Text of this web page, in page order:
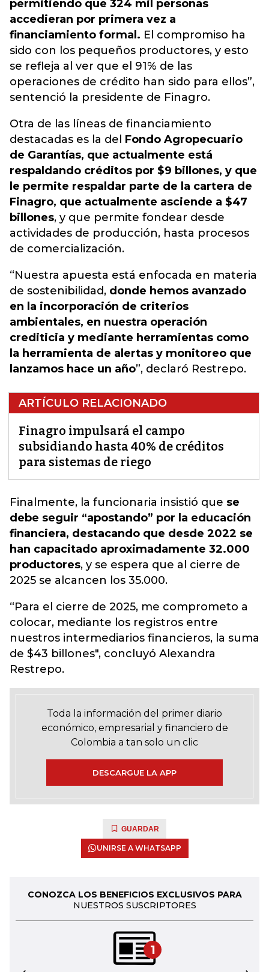
permitiendo que 324 mil personas
accedieran por primera vez a
financiamiento formal. El compromiso ha
sido con los pequeños productores, y esto
se refleja al ver que el 91% de las
operaciones de crédito han sido para ellos”,
sentenció la presidente de Finagro.
Otra de las líneas de financiamiento
destacadas es la del Fondo Agropecuario
de Garantías, que actualmente está
respaldando créditos por $9 billones, y que
le permite respaldar parte de la cartera de
Finagro, que actualmente asciende a $47
billones, y que permite fondear desde
actividades de producción, hasta procesos
de comercialización.
“Nuestra apuesta está enfocada en materia
de sostenibilidad, donde hemos avanzado
en la incorporación de criterios
ambientales, en nuestra operación
crediticia y mediante herramientas como
la herramienta de alertas y monitoreo que
lanzamos hace un año”, declaró Restrepo.
ARTÍCULO RELACIONADO
Finagro impulsará el campo
subsidiando hasta 40% de créditos
para sistemas de riego
Finalmente, la funcionaria insistió que se
debe seguir “apostando” por la educación
financiera, destacando que desde 2022 se
han capacitado aproximadamente 32.000
productores, y se espera que al cierre de
2025 se alcancen los 35.000.
“Para el cierre de 2025, me comprometo a
colocar, mediante los registros entre
nuestros intermediarios financieros, la suma
de $43 billones", concluyó Alexandra
Restrepo.
Toda la información del primer diario
económico, empresarial y financiero de
Colombia a tan solo un clic
DESCARGUE LA APP
GUARDAR
UNIRSE A WHATSAPP
CONOZCA LOS BENEFICIOS EXCLUSIVOS PARA
NUESTROS SUSCRIPTORES
1